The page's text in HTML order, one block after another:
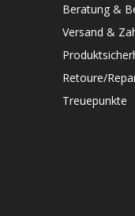
Beratung &
Versand &
Retoure/
Treuepunkte